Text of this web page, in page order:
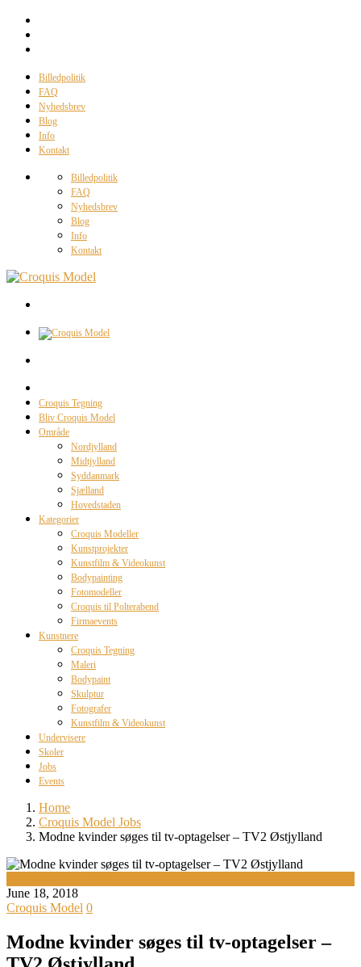
Billedpolitik
FAQ
Nyhedsbrev
Blog
Info
Kontakt
Billedpolitik
FAQ
Nyhedsbrev
Blog
Info
Kontakt
Croquis Tegning
Bliv Croquis Model
Område
Nordjylland
Midtjylland
Syddanmark
Sjælland
Hovedstaden
Kategorier
Croquis Modeller
Kunstprojekter
Kunstfilm & Videokunst
Bodypainting
Fotomodeller
Croquis til Polterabend
Firmaevents
Kunstnere
Croquis Tegning
Maleri
Bodypaint
Skulptur
Fotografer
Kunstfilm & Videokunst
Undervisere
Skoler
Jobs
Events
Home
Croquis Model Jobs
Modne kvinder søges til tv-optagelser – TV2 Østjylland
June 18, 2018
Croquis Model 0
Modne kvinder søges til tv-optagelser –